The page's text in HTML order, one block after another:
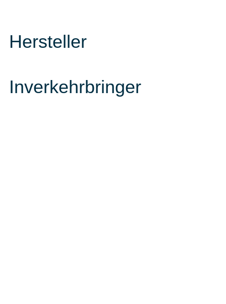
Hersteller
Inverkehrbringer